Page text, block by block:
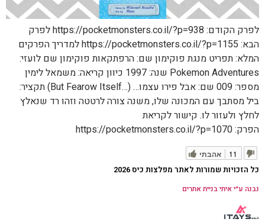
לפרק הקודם: https://pocketmonsters.co.il/?p=938 לפרק
הבא: https://pocketmonsters.co.il/?p=1155 למדריך הפרקים
המלא: תפריט מנגת פוקימון שם: הרפתקאות פוקימון שם לועזי:
Pokemon Adventures שנה: 1997 כיוון קריאה: משמאל לימין
מספר: 009 שם: אבל פירו עצמו… (…But Fearow Itself) תקציר:
ביל מסתבך עם המכונה שלו, משנה צורה לרטטה וזהו רד שנאלץ
לחלץ ולעזור לו. קישור לקריאת
הפרק: https://pocketmonsters.co.il/?p=1070
אהבתי 11
כל הזכויות שמורות לאתר מפלצות כיס 2026
נבנה ע״י איתי בניית אתרים